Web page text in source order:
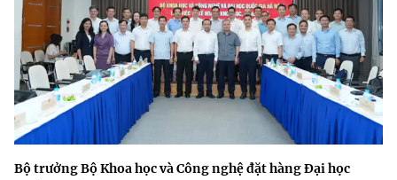
Bộ trưởng Bộ Khoa học và Công nghệ đặt hàng Đại học